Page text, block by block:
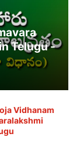
Telugu -
Vidhanam